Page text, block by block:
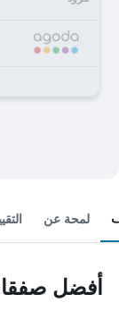
لمحة عن
أفضل